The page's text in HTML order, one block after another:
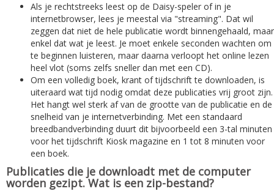
Als je rechtstreeks leest op de Daisy-speler of in je
internetbrowser, lees je meestal via "streaming". Dat wil
zeggen dat niet de hele publicatie wordt binnengehaald, maar
enkel dat wat je leest. Je moet enkele seconden wachten om
te beginnen luisteren, maar daarna verloopt het online lezen
heel vlot (soms zelfs sneller dan met een CD).
Om een volledig boek, krant of tijdschrift te downloaden, is
uiteraard wat tijd nodig omdat deze publicaties vrij groot zijn.
Het hangt wel sterk af van de grootte van de publicatie en de
snelheid van je internetverbinding. Met een standaard
breedbandverbinding duurt dit bijvoorbeeld een 3-tal minuten
voor het tijdschrift Kiosk magazine en 1 tot 8 minuten voor
een boek.
Publicaties die je downloadt met de computer
worden gezipt. Wat is een zip-bestand?